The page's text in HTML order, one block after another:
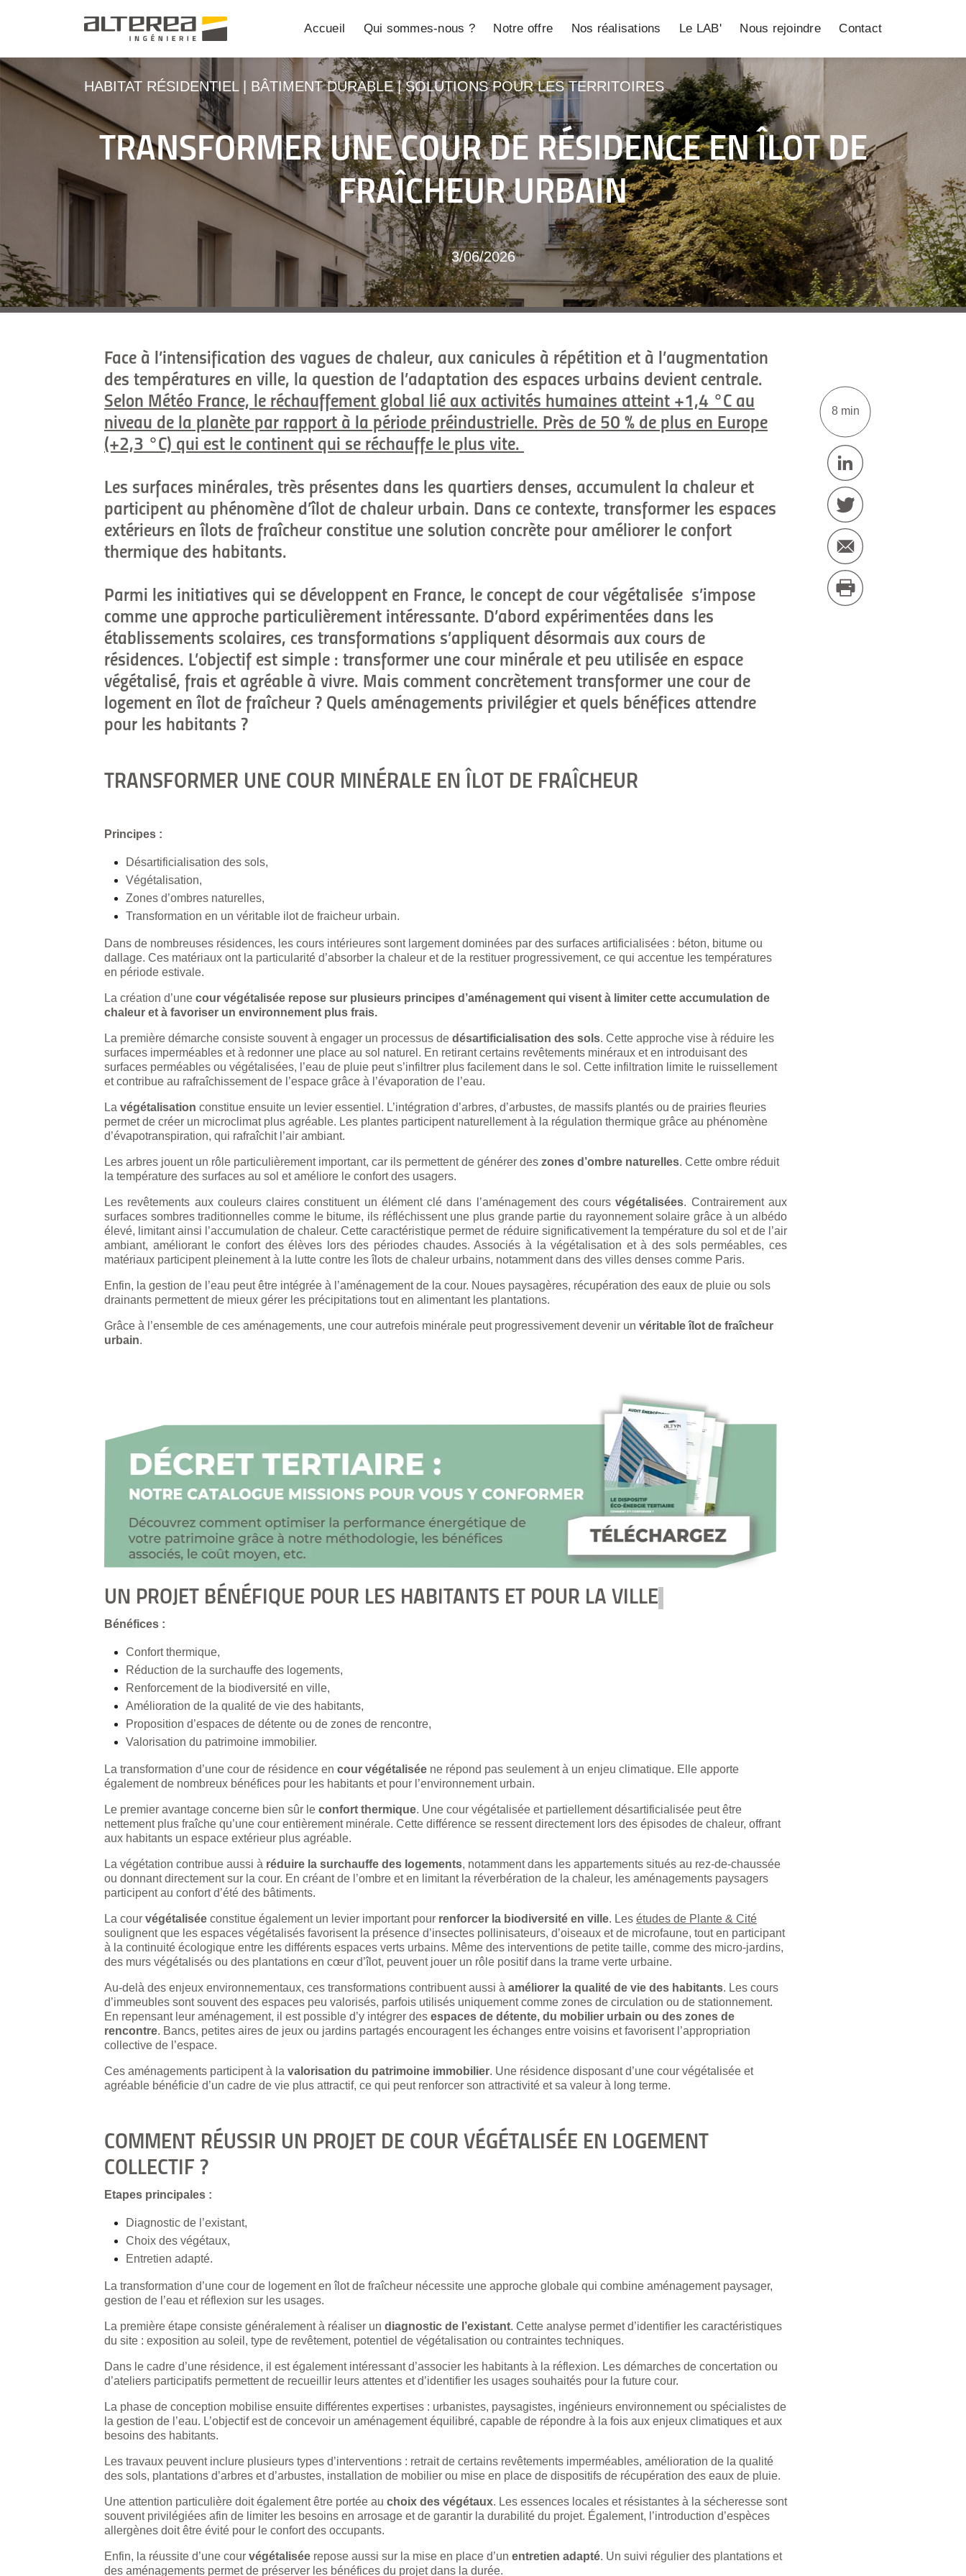
Accueil Qui sommes-nous ? Notre offre Nos réalisations Le LAB' Nous rejoindre Contact
HABITAT RÉSIDENTIEL| BÂTIMENT DURABLE|SOLUTIONS POUR LES TERRITOIRES
TRANSFORMER UNE COUR DE RÉSIDENCE EN ÎLOT DE
FRAÎCHEUR URBAIN
3/06/2026
8 min
Face à l’intensification des vagues de chaleur, aux canicules à répétition et à l’augmentation
des températures en ville, la question de l’adaptation des espaces urbains devient centrale.
Selon Météo France, le réchauffement global lié aux activités humaines atteint +1,4 °C au
niveau de la planète par rapport à la période préindustrielle. Près de 50 % de plus en Europe
(+2,3 °C) qui est le continent qui se réchauffe le plus vite.
Les surfaces minérales, très présentes dans les quartiers denses, accumulent la chaleur et
participent au phénomène d’îlot de chaleur urbain. Dans ce contexte, transformer les espaces
extérieurs en îlots de fraîcheur constitue une solution concrète pour améliorer le confort
thermique des habitants.
Parmi les initiatives qui se développent en France, le concept de cour végétalisée s’impose
comme une approche particulièrement intéressante. D’abord expérimentées dans les
établissements scolaires, ces transformations s’appliquent désormais aux cours de
résidences. L’objectif est simple : transformer une cour minérale et peu utilisée en espace
végétalisé, frais et agréable à vivre. Mais comment concrètement transformer une cour de
logement en îlot de fraîcheur ? Quels aménagements privilégier et quels bénéfices attendre
pour les habitants ?
TRANSFORMER UNE COUR MINÉRALE EN ÎLOT DE FRAÎCHEUR
Principes :
Désartificialisation des sols,
Végétalisation,
Zones d’ombres naturelles,
Transformation en un véritable ilot de fraicheur urbain.
Dans de nombreuses résidences, les cours intérieures sont largement dominées par des surfaces artificialisées : béton, bitume ou
dallage. Ces matériaux ont la particularité d’absorber la chaleur et de la restituer progressivement, ce qui accentue les températures
en période estivale.
La création d’une cour végétalisée repose sur plusieurs principes d’aménagement qui visent à limiter cette accumulation de
chaleur et à favoriser un environnement plus frais.
La première démarche consiste souvent à engager un processus de désartificialisation des sols. Cette approche vise à réduire les
surfaces imperméables et à redonner une place au sol naturel. En retirant certains revêtements minéraux et en introduisant des
surfaces perméables ou végétalisées, l’eau de pluie peut s’infiltrer plus facilement dans le sol. Cette infiltration limite le ruissellement
et contribue au rafraîchissement de l’espace grâce à l’évaporation de l’eau.
La végétalisation constitue ensuite un levier essentiel. L’intégration d’arbres, d’arbustes, de massifs plantés ou de prairies fleuries
permet de créer un microclimat plus agréable. Les plantes participent naturellement à la régulation thermique grâce au phénomène
d’évapotranspiration, qui rafraîchit l’air ambiant.
Les arbres jouent un rôle particulièrement important, car ils permettent de générer des zones d’ombre naturelles. Cette ombre réduit
la température des surfaces au sol et améliore le confort des usagers.
Les revêtements aux couleurs claires constituent un élément clé dans l’aménagement des coursvégétalisées. Contrairement aux
surfaces sombres traditionnelles comme le bitume, ils réfléchissent une plus grande partie du rayonnement solaire grâce à un albédo
élevé, limitant ainsi l’accumulation de chaleur. Cette caractéristique permet de réduire significativement la température du sol et de l’air
ambiant, améliorant le confort des élèves lors des périodes chaudes. Associés à la végétalisation et à des sols perméables, ces
matériaux participent pleinement à la lutte contre les îlots de chaleur urbains, notamment dans des villes denses comme Paris.
Enfin, la gestion de l’eau peut être intégrée à l’aménagement de la cour. Noues paysagères, récupération des eaux de pluie ou sols
drainants permettent de mieux gérer les précipitations tout en alimentant les plantations.
Grâce à l’ensemble de ces aménagements, une cour autrefois minérale peut progressivement devenir un véritable îlot de fraîcheur
urbain.
UN PROJET BÉNÉFIQUE POUR LES HABITANTS ET POUR LA VILLE
Bénéfices :
Confort thermique,
Réduction de la surchauffe des logements,
Renforcement de la biodiversité en ville,
Amélioration de la qualité de vie des habitants,
Proposition d’espaces de détente ou de zones de rencontre,
Valorisation du patrimoine immobilier.
La transformation d’une cour de résidence en cour végétalisée ne répond pas seulement à un enjeu climatique. Elle apporte
également de nombreux bénéfices pour les habitants et pour l’environnement urbain.
Le premier avantage concerne bien sûr le confort thermique. Une cour végétalisée et partiellement désartificialisée peut être
nettement plus fraîche qu’une cour entièrement minérale. Cette différence se ressent directement lors des épisodes de chaleur, offrant
aux habitants un espace extérieur plus agréable.
La végétation contribue aussi à réduire la surchauffe des logements, notamment dans les appartements situés au rez-de-chaussée
ou donnant directement sur la cour. En créant de l’ombre et en limitant la réverbération de la chaleur, les aménagements paysagers
participent au confort d’été des bâtiments.
La cour végétalisée constitue également un levier important pour renforcer la biodiversité en ville. Les études de Plante & Cité
soulignent que les espaces végétalisés favorisent la présence d’insectes pollinisateurs, d’oiseaux et de microfaune, tout en participant
à la continuité écologique entre les différents espaces verts urbains. Même des interventions de petite taille, comme des micro-jardins,
des murs végétalisés ou des plantations en cœur d’îlot, peuvent jouer un rôle positif dans la trame verte urbaine.
Au-delà des enjeux environnementaux, ces transformations contribuent aussi à améliorer la qualité de vie des habitants. Les cours
d’immeubles sont souvent des espaces peu valorisés, parfois utilisés uniquement comme zones de circulation ou de stationnement.
En repensant leur aménagement, il est possible d’y intégrer des espaces de détente, du mobilier urbain ou des zones de
rencontre. Bancs, petites aires de jeux ou jardins partagés encouragent les échanges entre voisins et favorisent l’appropriation
collective de l’espace.
Ces aménagements participent à la valorisation du patrimoine immobilier. Une résidence disposant d’une cour végétalisée et
agréable bénéficie d’un cadre de vie plus attractif, ce qui peut renforcer son attractivité et sa valeur à long terme.
COMMENT RÉUSSIR UN PROJET DE COUR VÉGÉTALISÉE EN LOGEMENT
COLLECTIF ?
Etapes principales :
Diagnostic de l’existant,
Choix des végétaux,
Entretien adapté.
La transformation d’une cour de logement en îlot de fraîcheur nécessite une approche globale qui combine aménagement paysager,
gestion de l’eau et réflexion sur les usages.
La première étape consiste généralement à réaliser un diagnostic de l’existant. Cette analyse permet d’identifier les caractéristiques
du site : exposition au soleil, type de revêtement, potentiel de végétalisation ou contraintes techniques.
Dans le cadre d’une résidence, il est également intéressant d’associer les habitants à la réflexion. Les démarches de concertation ou
d’ateliers participatifs permettent de recueillir leurs attentes et d’identifier les usages souhaités pour la future cour.
La phase de conception mobilise ensuite différentes expertises : urbanistes, paysagistes, ingénieurs environnement ou spécialistes de
la gestion de l’eau. L’objectif est de concevoir un aménagement équilibré, capable de répondre à la fois aux enjeux climatiques et aux
besoins des habitants.
Les travaux peuvent inclure plusieurs types d’interventions : retrait de certains revêtements imperméables, amélioration de la qualité
des sols, plantations d’arbres et d’arbustes, installation de mobilier ou mise en place de dispositifs de récupération des eaux de pluie.
Une attention particulière doit également être portée au choix des végétaux. Les essences locales et résistantes à la sécheresse sont
souvent privilégiées afin de limiter les besoins en arrosage et de garantir la durabilité du projet. Également, l’introduction d’espèces
allergènes doit être évité pour le confort des occupants.
Enfin, la réussite d’une cour végétalisée repose aussi sur la mise en place d’un entretien adapté. Un suivi régulier des plantations et
des aménagements permet de préserver les bénéfices du projet dans la durée.